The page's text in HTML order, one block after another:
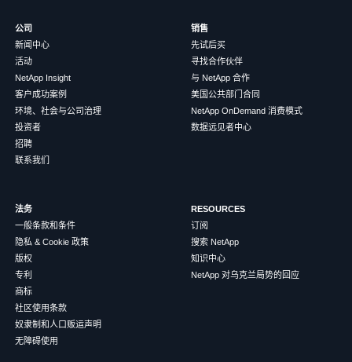
公司
新闻中心
活动
NetApp Insight
客户成功案例
环境、社会与公司治理
投资者
招聘
联系我们
销售
先试后买
寻找合作伙伴
与 NetApp 合作
美国公共部门合同
NetApp OnDemand 消费模式
数据远见者中心
法务
一般条款和条件
隐私 & Cookie 政策
版权
专利
商标
社区使用条款
奴隶制和人口贩运声明
无障碍使用
RESOURCES
订阅
搜索 NetApp
知识中心
NetApp 对乌克兰局势的回应